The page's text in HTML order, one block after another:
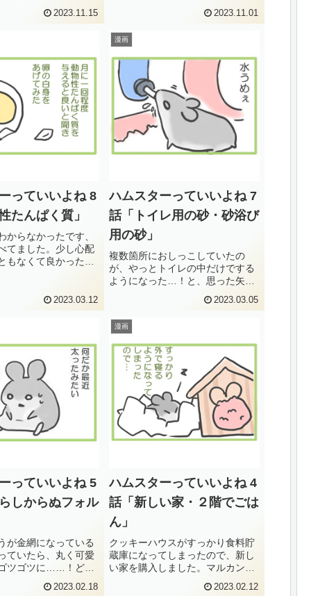
で良かったです。新
下に向いたタイ...
2023.11.15
しまう為、鼻息を感じられる距離
にいてくれるのはほんの短い時間
なのですが、とても幸せな時間で
す...
2023.11.01
っていいよね 8
たんぱく質」
からなかったです、
てました。少し心配
もなくて良かったで
なかった様子。でも
リアンに市販のミ
2023.03.12
漫画
ハムスターっていいよね 7
話「トイレ用の砂・砂浴び
用の砂」
複数箇所におしっこしていたの
が、やっとトイレの中だけでする
ようになった…！と、思った矢先
れたのに申し訳ないことをしまし
た。そんなこともあり、砂の種類
はうっかり変えないように気をつ
けています。トイレ砂を選ぶ時に
気...
2023.03.05
っていいよね 5
しからぬフォル
が金網になっている
ていたら、丸く可愛
ツゴツに……！どう
け鍛えられてしまっ
最初は理由がわから
2023.02.18
漫画
ハムスターっていいよね 4
話「新しい家・２階でごは
ん」
クッキーハウスがすっかり食料貯
蔵庫になってしまったので、新し
い家を購入しました。マルカン
の、ハムちゃんの２階でごはんで
す！(function(b,c,f,g,a,d,e)
2023.02.12